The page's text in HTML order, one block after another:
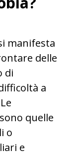
manifesta
delle
di
a
quelle
o
e